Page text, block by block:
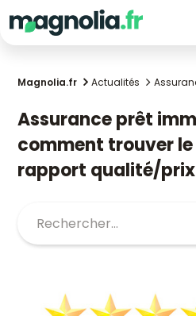
Magnolia.fr Actualités
Assurance prêt immobilier :
comment trouver
rapport qualité/prix